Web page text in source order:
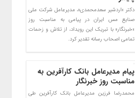
دکتر «اردشیر سعدمحمدی»، مدیرعامل شرکت ملی
صنایع مس ایران در پیامی به مناسبت روز
«خبرنگار» با تبریک این رویداد، از تلاش و زحمات
تمامی اصحاب رسانه تقدیر کرد.
پیام مدیرعامل بانک کارآفرین به
مناسبت روز خبرنگار
محمدرضا فرزین مدیرعامل بانک کارآفرین طی